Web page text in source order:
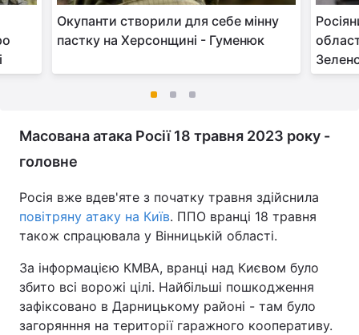
Окупанти створили для себе мінну
пастку на Херсонщині - Гуменюк
Масована атака Росії 18 травня 2023 року -
головне
Росія вже вдев'яте з початку травня здійснила
повітряну атаку на Київ. ППО вранці 18 травня
також спрацювала у Вінницькій області.
За інформацією КМВА, вранці над Києвом було
збито всі ворожі цілі. Найбільші пошкодження
зафіксовано в Дарницькому районі - там було
загорянння на території гаражного кооперативу.